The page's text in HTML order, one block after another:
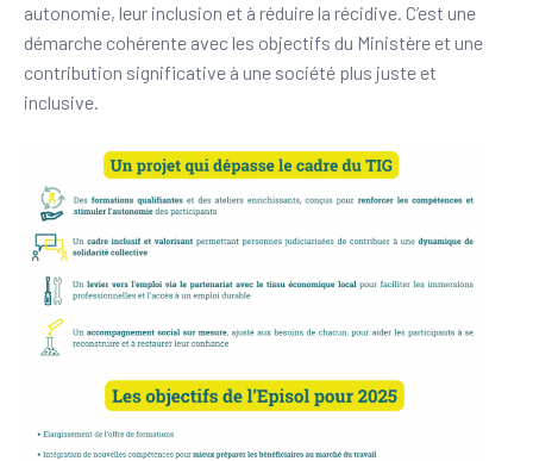
autonomie, leur inclusion et à réduire la récidive. C’est une
démarche cohérente avec les objectifs du Ministère et une
contribution significative à une société plus juste et
inclusive.